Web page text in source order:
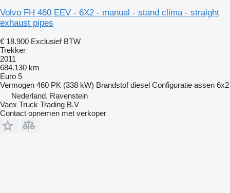
Volvo FH 460 EEV - 6X2 - manual - stand clima - straight
exhaust pipes
€ 18.900 Exclusief BTW
Trekker
2011
684.130 km
Euro 5
Vermogen 460 PK (338 kW) Brandstof diesel Configuratie assen 6x2
Nederland, Ravenstein
Vaex Truck Trading B.V
Contact opnemen met verkoper